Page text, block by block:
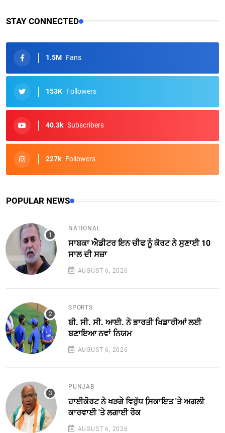
STAY CONNECTED
1.5M Fans
153K Followers
40.3k Subscribers
227k Followers
POPULAR NEWS
NATIONAL
ਸਾਬਕਾ ਐਡੀਟਰ ਇਨ ਚੀਫ ਨੂੰ ਕੋਰਟ ਨੇ ਸੁਣਾਈ 10
ਸਾਲ ਦੀ ਸਜ਼ਾ
AUGUST 6, 2026
SPORTS
ਬੀ. ਸੀ. ਸੀ. ਆਈ. ਨੇ ਭਾਰਤੀ ਖਿਡਾਰੀਆਂ ਲਈ
ਬਣਾਇਆ ਨਵਾਂ ਨਿਯਮ
AUGUST 6, 2026
PUNJAB
ਹਾਈਕੋਰਟ ਨੇ ਖੜਗੇ ਵਿਰੁੱਧ ਸਿ਼ਕਾਇਤ 'ਤੇ ਅਗਲੀ
ਕਾਰਵਾਈ 'ਤੇ ਲਗਾਈ ਰੋਕ
AUGUST 6, 2026